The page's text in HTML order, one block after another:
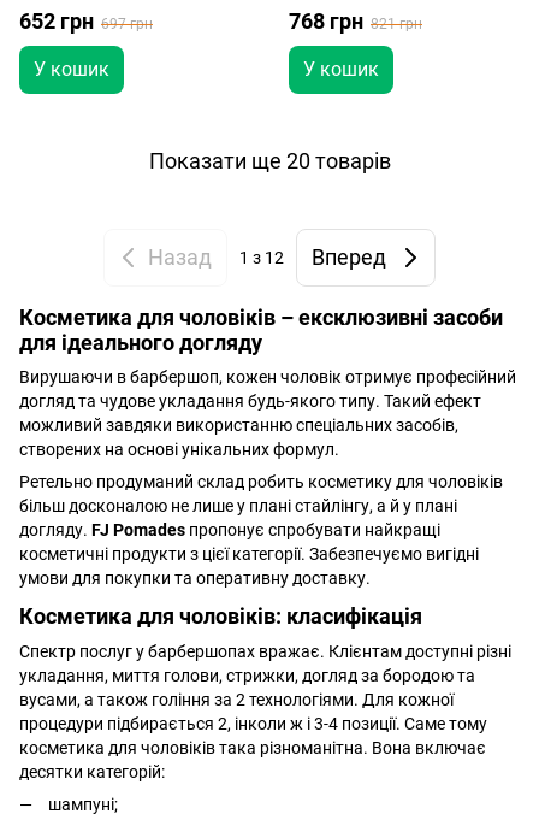
Hold 100 g
652 грн 697 грн
У кошик
768 грн 821 грн
У кошик
Показати ще 20 товарів
Назад 1 з 12 Вперед
Косметика для чоловіків – ексклюзивні засоби
для ідеального догляду
Вирушаючи в барбершоп, кожен чоловік отримує професійний
догляд та чудове укладання будь-якого типу. Такий ефект
можливий завдяки використанню спеціальних засобів,
створених на основі унікальних формул.
Ретельно продуманий склад робить косметику для чоловіків
більш досконалою не лише у плані стайлінгу, а й у плані
догляду. FJ Pomades пропонує спробувати найкращі
косметичні продукти з цієї категорії. Забезпечуємо вигідні
умови для покупки та оперативну доставку.
Косметика для чоловіків: класифікація
Спектр послуг у барбершопах вражає. Клієнтам доступні різні
укладання, миття голови, стрижки, догляд за бородою та
вусами, а також гоління за 2 технологіями. Для кожної
процедури підбирається 2, інколи ж і 3-4 позиції. Саме тому
косметика для чоловіків така різноманітна. Вона включає
десятки категорій:
шампуні;